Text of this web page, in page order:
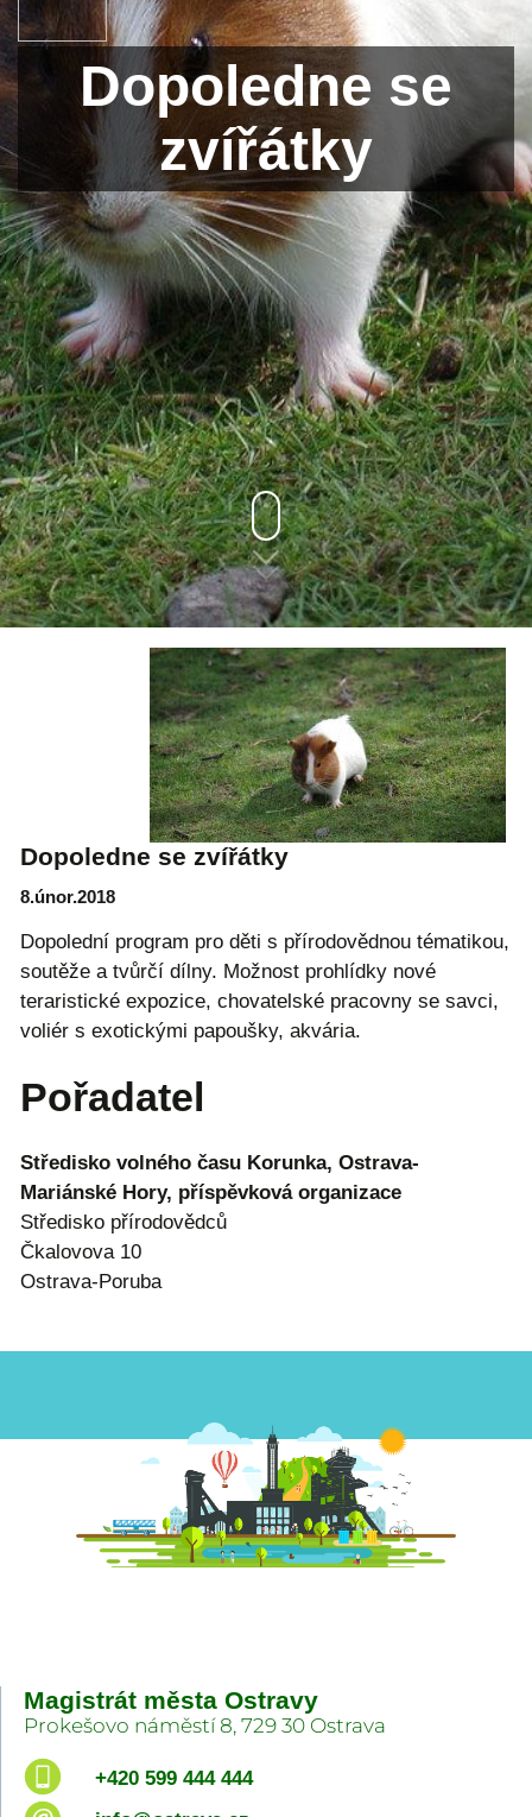
Dopoledne se
zvířátky
Dopoledne se zvířátky
8.únor.2018
Dopolední program pro děti s přírodovědnou tématikou,
soutěže a tvůrčí dílny. Možnost prohlídky nové
teraristické expozice, chovatelské pracovny se savci,
voliér s exotickými papoušky, akvária.
Pořadatel
Středisko volného času Korunka, Ostrava-
Mariánské Hory, příspěvková organizace
Středisko přírodovědců
Čkalovova 10
Ostrava-Poruba
Magistrát města Ostravy
Prokešovo náměstí 8, 729 30 Ostrava
+420 599 444 444